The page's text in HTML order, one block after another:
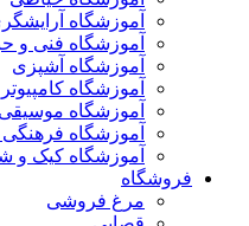
آموزشگاه آرایشگری
آموزشگاه فنی و حرفه ای
آموزشگاه آشپزی
آموزشگاه کامپیوتر
آموزشگاه موسیقی
آموزشگاه فرهنگی و هنری
آموزشگاه کیک و شیرینی پزی
مرغ فروشی